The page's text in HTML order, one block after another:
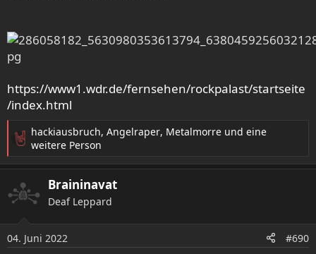
https://www1.wdr.de/fernsehen/rockpalast/startseite
/index.html
R
a
t
o
n
e
hackiausbruch, Angelraper, Metalmorre und eine
weitere Person
Braininavat
Deaf Leppard
04. Juni 2022 #690